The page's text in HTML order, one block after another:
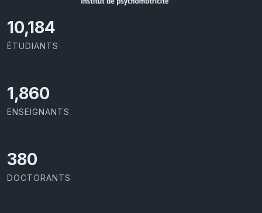
11,110
ÉTUDIANTS
2,029
ENSEIGNANTS
414
DOCTORANTS